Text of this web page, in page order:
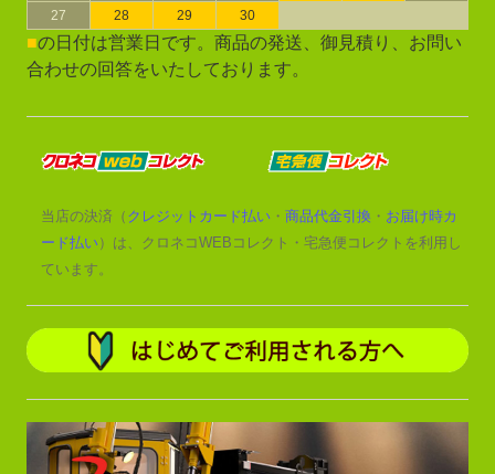
27 28 29 30
■の日付は営業日です。商品の発送、御見積り、お問い
合わせの回答をいたしております。
当店の決済（ クレジットカード払い ・ 商品代金引換 ・ お届け時カ
ード払い）は、クロネコWEBコレクト・宅急便コレクトを利用し
ています。